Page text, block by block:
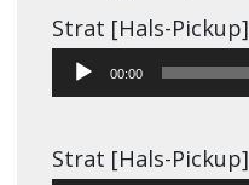
Strat [Hals-
Audio-00:00
Strat [Hals-